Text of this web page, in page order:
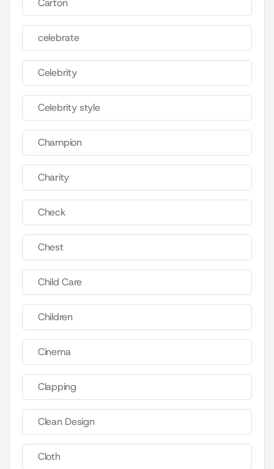
Carton
celebrate
Celebrity
Celebrity style
Champion
Charity
Check
Chest
Child Care
Children
Cinema
Clapping
Clean Design
Cloth